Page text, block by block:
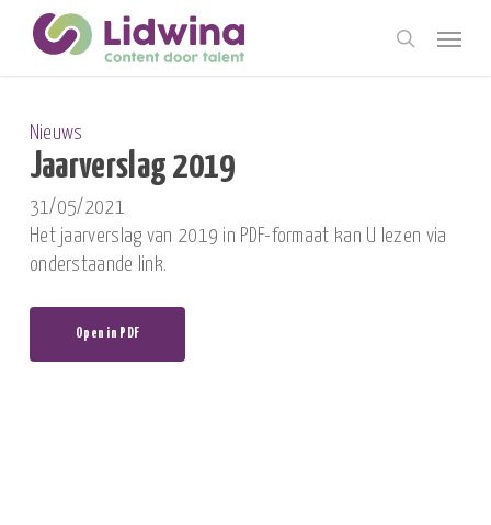
search
Nieuws
Jaarverslag 2019
31/05/2021
Het jaarverslag van 2019 in PDF-formaat kan U lezen via
onderstaande link.
Open in PDF